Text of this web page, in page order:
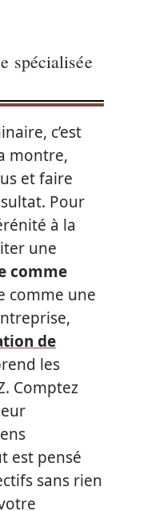
spécialisée
c’est
montre,
et faire
Pour
à la
une
comme
comme une
de
les
Comptez
est pensé
sans rien